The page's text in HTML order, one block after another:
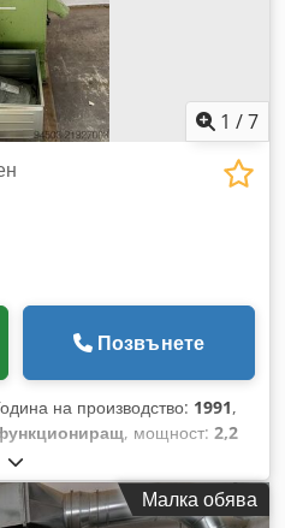
1 /7
Позвънете
на производство: 1991,
, мощност: 2,2
трифазен, HEMA SR500
качество от Германия
Малка обява